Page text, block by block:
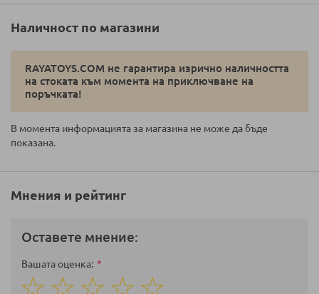
Наличност по магазини
RAYATOYS.COM не гарантира изрично наличността
на стоката към момента на приключване на
поръчката!
В момента информацията за магазина не може да бъде
показана.
Мнения и рейтинг
Оставете мнение:
Вашата оценка